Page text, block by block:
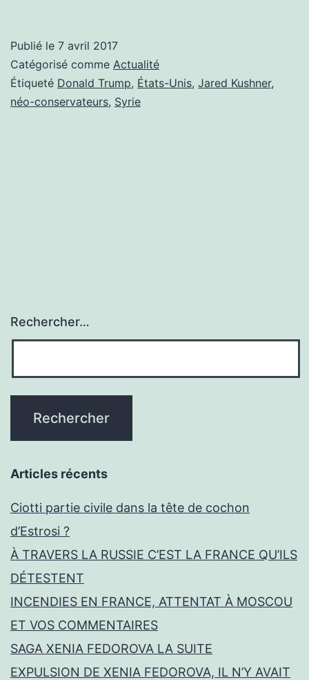
Publié le 7 avril 2017
Catégorisé comme Actualité
Étiqueté Donald Trump, États-Unis, Jared Kushner,
néo-conservateurs, Syrie
Rechercher…
Articles récents
Ciotti partie civile dans la tête de cochon
d’Estrosi ?
À TRAVERS LA RUSSIE C’EST LA FRANCE QU’ILS
DÉTESTENT
INCENDIES EN FRANCE, ATTENTAT À MOSCOU
ET VOS COMMENTAIRES
SAGA XENIA FEDOROVA LA SUITE
EXPULSION DE XENIA FEDOROVA, IL N’Y AVAIT